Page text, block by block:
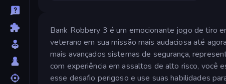
Bank Robbery 3 é um emocionante jogo de tiro
veterano em sua missão mais audaciosa até
mais avançados sistemas de segurança,
com experiência em assaltos de alto risco, você
esse desafio perigoso e use suas habilidades